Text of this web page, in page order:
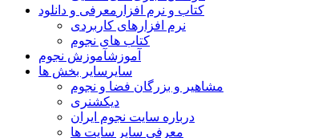
کتاب و نرم افزار معرفی و دانلود
نرم افزارهای کاربردی
کتاب های نجوم
آموزشآموزش نجوم
سایر سایر بخش ها
مشاهیر و بزرگان فضا و نجوم
دیکشنری
درباره سایت نجوم ایران
معرفی سایر سایت ها